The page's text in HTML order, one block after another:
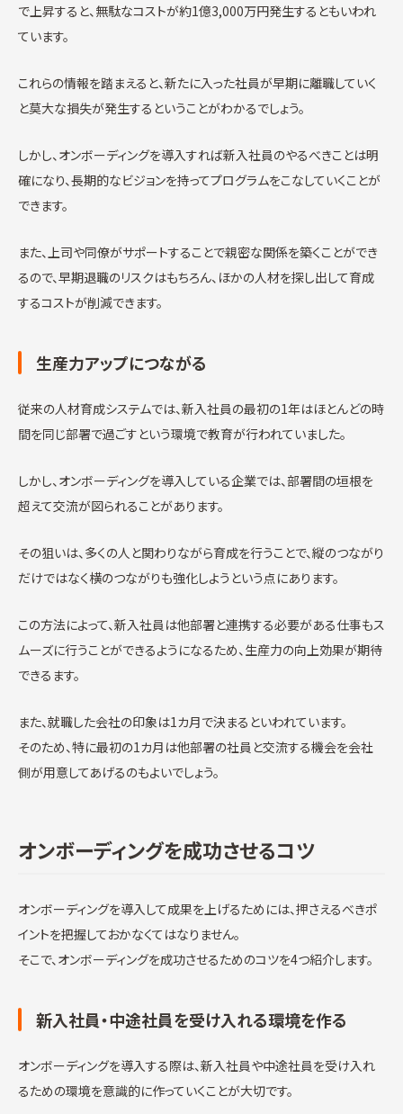
で上昇すると、無駄なコストが約1億3,000万円発生するともいわれ
ています。
これらの情報を踏まえると、新たに入った社員が早期に離職していく
と莫大な損失が発生するということがわかるでしょう。
しかし、オンボーディングを導入すれば新入社員のやるべきことは明
確になり、長期的なビジョンを持ってプログラムをこなしていくことが
できます。
また、上司や同僚がサポートすることで親密な関係を築くことができ
るので、早期退職のリスクはもちろん、ほかの人材を探し出して育成
するコストが削減できます。
生産力アップにつながる
従来の人材育成システムでは、新入社員の最初の1年はほとんどの時
間を同じ部署で過ごすという環境で教育が行われていました。
しかし、オンボーディングを導入している企業では、部署間の垣根を
超えて交流が図られることがあります。
その狙いは、多くの人と関わりながら育成を行うことで、縦のつながり
だけではなく横のつながりも強化しようという点にあります。
この方法によって、新入社員は他部署と連携する必要がある仕事もス
ムーズに行うことができるようになるため、生産力の向上効果が期待
できるます。
また、就職した会社の印象は1カ月で決まるといわれています。
そのため、特に最初の1カ月は他部署の社員と交流する機会を会社
側が用意してあげるのもよいでしょう。
オンボーディングを成功させるコツ
オンボーディングを導入して成果を上げるためには、押さえるべきポ
イントを把握しておかなくてはなりません。
そこで、オンボーディングを成功させるためのコツを4つ紹介します。
新入社員・中途社員を受け入れる環境を作る
オンボーディングを導入する際は、新入社員や中途社員を受け入れ
るための環境を意識的に作っていくことが大切です。